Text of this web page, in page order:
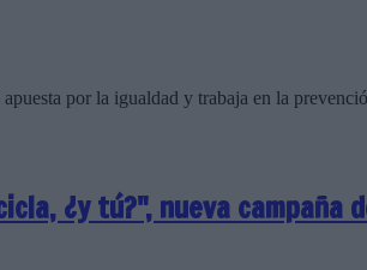
por la igualdad y trabaja en la
¿y tú?", nueva campaña